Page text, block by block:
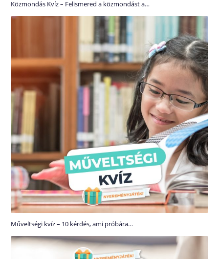
Közmondás Kvíz – Felismered a közmondást a…
Műveltségi kvíz – 10 kérdés, ami próbára…